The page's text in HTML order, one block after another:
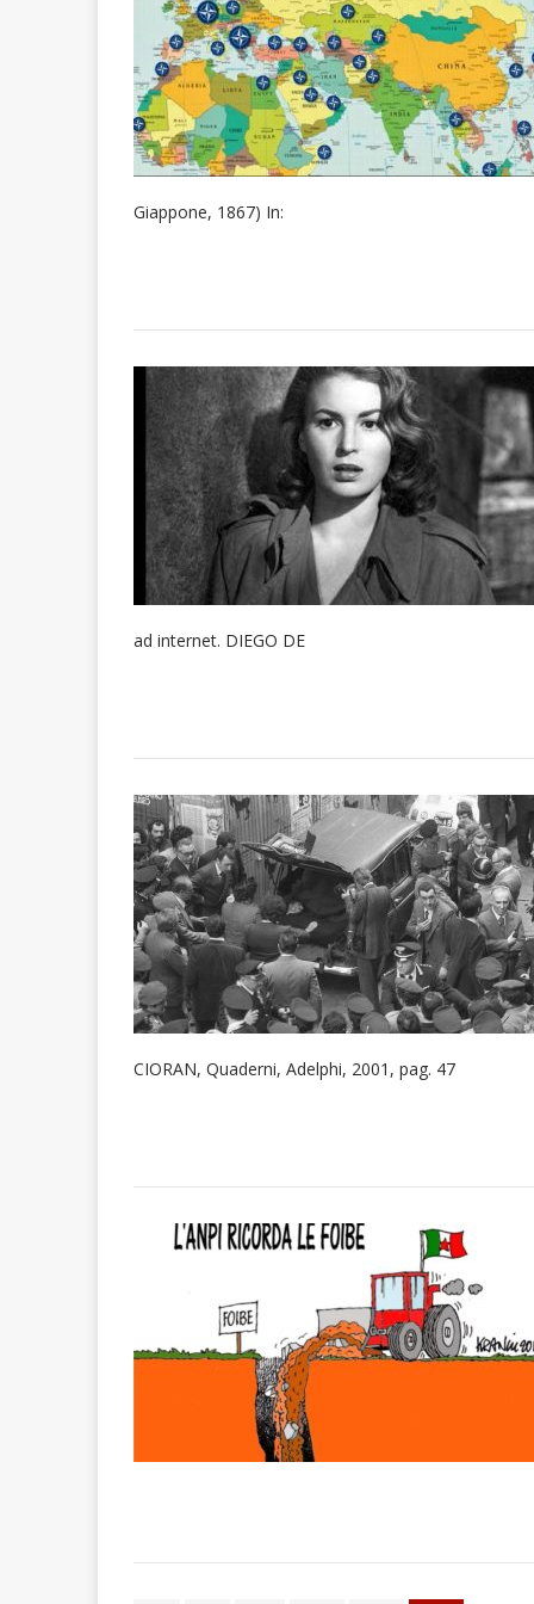
Giappone, 1867) In:
ad internet. DIEGO DE
CIORAN, Quaderni, Adelphi, 2001, pag. 47